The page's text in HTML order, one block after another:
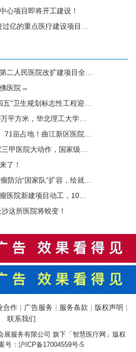
心项目即将开工建设！
设项目，全力打造医疗卫生高地｜广州篇
扩建项目全力推进，地上主体施工倒计时
医院→
规划标志性工程迎施工方落地
大学附属医院花海院区一期工程加速成型
曲江新区医院的"最后一公里"冲刺
，国家级防治基地预计2028年建成
了！
家队”扩容，绘就健康天河新蓝图
目动工，10亿投资守护健康嘉兴
这所医院将蜕变！
合作 广告服务 服务条款 版权声明
联系我们
展服务有限公司 旗下「智慧医疗网」版权
号： 沪ICP备17004559号-5